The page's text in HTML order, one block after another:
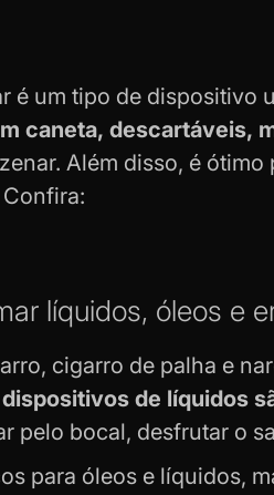
é um tipo de dispositivo
caneta, descartáveis,
Além disso, é
líquidos, óleos e
cigarro de palha e
de líquidos
pelo bocal, desfrutar o
para óleos e líquidos,